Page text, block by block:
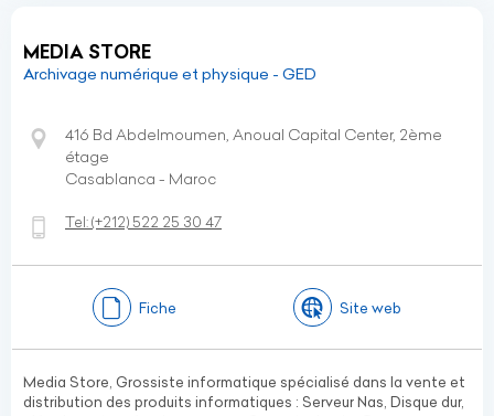
MEDIA STORE
Archivage numérique et physique - GED
416 Bd Abdelmoumen, Anoual Capital Center, 2ème
étage
Casablanca - Maroc
Tel:(+212) 522 25 30 47
Fiche Site web
Media Store, Grossiste informatique spécialisé dans la vente et
distribution des produits informatiques : Serveur Nas, Disque dur,